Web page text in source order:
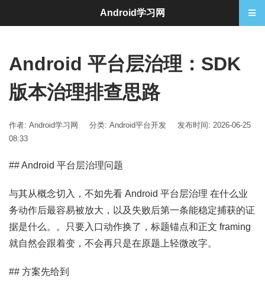
Android 平台层治理：SDK
版本治理排查思路
作者: Android学习网 分类: Android平台开发
发布时间: 2026-06-25
08:33
## Android 平台层治理问题
与其从概念切入，不如先看 Android 平台层治理 在什么业
务动作后最容易被放大，以及失败后第一条能稳定捕获的证
据是什么。。只要入口动作换了，标题锚点和正文 framing
就自然会跟着变，不会再只是在原题上轻微改字。
## 方案先给到
Android学习网